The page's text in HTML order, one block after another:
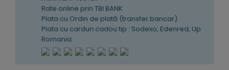
Rate online prin TBI BANK
Plata cu Ordin de plată (transfer bancar)
Plata cu carduri cadou tip : Sodexo, Edenred, Up
Romania